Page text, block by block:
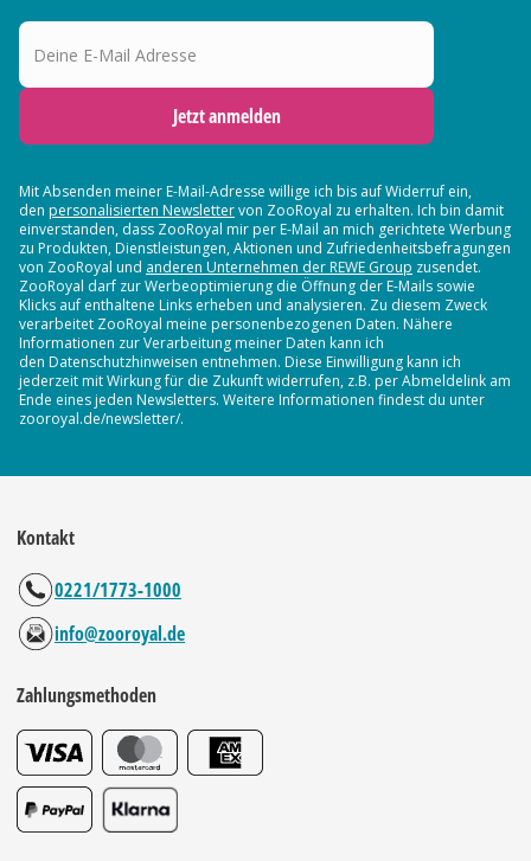
Deine E-Mail Adresse
Jetzt anmelden
Mit Absenden meiner E-Mail-Adresse willige ich bis auf Widerruf ein,
den personalisierten Newslettervon ZooRoyal zu erhalten. Ich bin damit
einverstanden, dass ZooRoyal mir per E-Mail an mich gerichtete Werbung
zu Produkten, Dienstleistungen, Aktionen und Zufriedenheitsbefragungen
von ZooRoyal und anderen Unternehmen der REWE Group zusendet.
ZooRoyal darf zur Werbeoptimierung die Öffnung der E-Mails sowie
Klicks auf enthaltene Links erheben und analysieren. Zu diesem Zweck
verarbeitet ZooRoyal meine personenbezogenen Daten. Nähere
Informationen zur Verarbeitung meiner Daten kann ich
den Datenschutzhinweisen entnehmen. Diese Einwilligung kann ich
jederzeit mit Wirkung für die Zukunft widerrufen, z.B. per Abmeldelink am
Ende eines jeden Newsletters. Weitere Informationen findest du unter
zooroyal.de/newsletter/.
Kontakt
0221/1773-1000
info@zooroyal.de
Zahlungsmethoden